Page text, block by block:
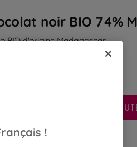
noir BIO 74%
BIO d'origine Madagascar
Disponible en boutique !
!